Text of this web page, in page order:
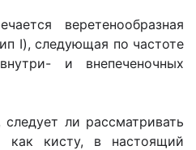
веретенообразная
I), следующая по частоте
и внепеченочных
ли рассматривать
как кисту, в настоящий